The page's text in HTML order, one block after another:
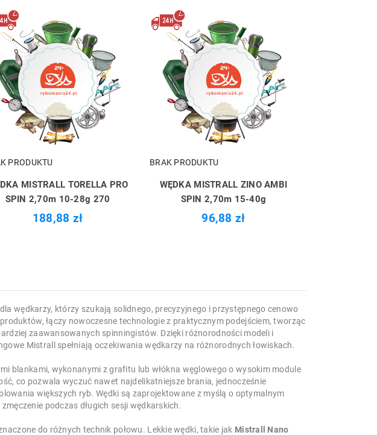
PRODUKTU
MISTRALL TORELLA PRO
SPIN 2,70m 10-28g 270
188,88 zł
BRAK PRODUKTU
WĘDKA MISTRALL ZINO AMBI
SPIN 2,70m 15-40g
96,88 zł
wędkarzy, którzy szukają solidnego, precyzyjnego i przystępnego cenowo
łączy nowoczesne technologie z praktycznym podejściem, tworząc
zaawansowanych spinningistów. Dzięki różnorodności modeli i
Mistrall spełniają oczekiwania wędkarzy na różnorodnych łowiskach.
blankami, wykonanymi z grafitu lub włókna węglowego o wysokim module
co pozwala wyczuć nawet najdelikatniejsze brania, jednocześnie
większych ryb. Wędki są zaprojektowane z myślą o optymalnym
podczas długich sesji wędkarskich.
do różnych technik połowu. Lekkie wędki, takie jak Mistrall Nano